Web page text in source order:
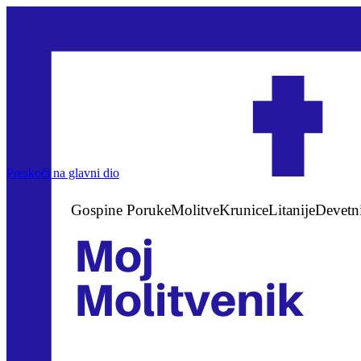
Preskoči na glavni dio
Gospine PorukeMolitveKruniceLitanije